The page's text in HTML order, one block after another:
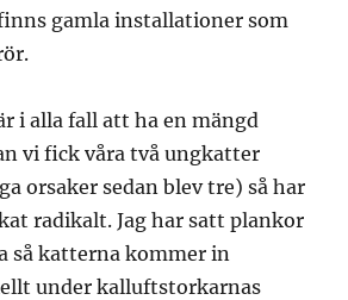
gamla installationer som
i alla fall att ha en mängd
vi fick våra två ungkatter
orsaker sedan blev tre) så har
radikalt. Jag har satt plankor
så katterna kommer in
under kalluftstorkarnas